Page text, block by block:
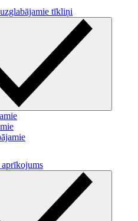
tīkliņi
aprīkojums